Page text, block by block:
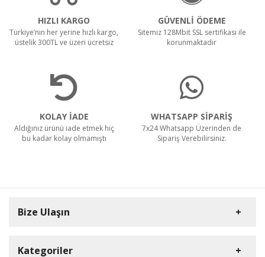
HIZLI KARGO
Türkiye’nin her yerine hızlı kargo,
üstelik 300TL ve üzeri ücretsiz
GÜVENLİ ÖDEME
Sitemiz 128Mbit SSL sertifikası ile
korunmaktadır
KOLAY İADE
Aldığınız ürünü iade etmek hiç
bu kadar kolay olmamıştı
WHATSAPP SİPARİŞ
7x24 Whatsapp Üzerinden de
Sipariş Verebilirsiniz.
Bize Ulaşın
Kategoriler